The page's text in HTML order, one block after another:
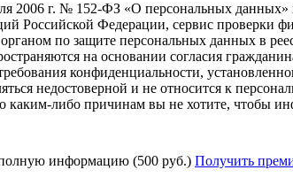
2006 г. № 152-ФЗ «О персональных
Российской Федерации, сервис проверки
по защите персональных данных в
на основании согласия
конфиденциальности,
недостоверной и не относится к
либо причинам вы не хотите, чтобы
информацию (500 руб.) Получить